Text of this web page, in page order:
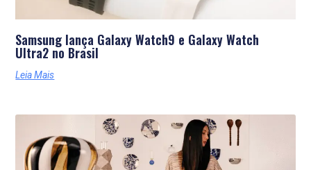
Samsung lança Galaxy Watch9 e Galaxy Watch
Ultra2 no Brasil
Leia Mais